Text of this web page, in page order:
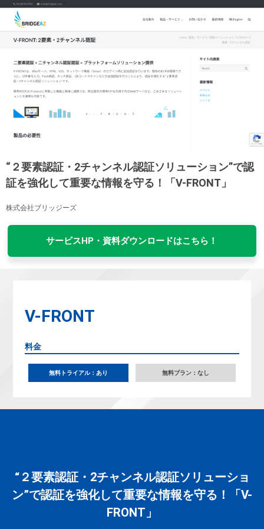
“２要素認証・2チャンネル認証ソリューション”で認
証を強化して重要な情報を守る！「V-FRONT」
株式会社ブリッジーズ
サービスHP・資料ダウンロードはこちら！
V-FRONT
料金
無料トライアル：あり 無料プラン：なし
“２要素認証・2チャンネル認証ソリューショ
ン”で認証を強化して重要な情報を守る！「V-
FRONT」